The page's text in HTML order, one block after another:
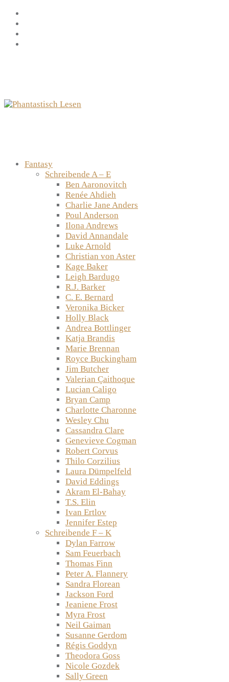
Zum
Inhalt
springen
Fantasy
Schreibende A – E
Ben Aaronovitch
Renée Ahdieh
Charlie Jane Anders
Poul Anderson
Ilona Andrews
David Annandale
Luke Arnold
Christian von Aster
Kage Baker
Leigh Bardugo
R.J. Barker
C. E. Bernard
Veronika Bicker
Holly Black
Andrea Bottlinger
Katja Brandis
Marie Brennan
Royce Buckingham
Jim Butcher
Valerian Çaithoque
Lucian Caligo
Bryan Camp
Charlotte Charonne
Wesley Chu
Cassandra Clare
Genevieve Cogman
Robert Corvus
Thilo Corzilius
Laura Dümpelfeld
David Eddings
Akram El-Bahay
T.S. Elin
Ivan Ertlov
Jennifer Estep
Schreibende F – K
Dylan Farrow
Sam Feuerbach
Thomas Finn
Peter A. Flannery
Sandra Florean
Jackson Ford
Jeaniene Frost
Myra Frost
Neil Gaiman
Susanne Gerdom
Régis Goddyn
Theodora Goss
Nicole Gozdek
Sally Green